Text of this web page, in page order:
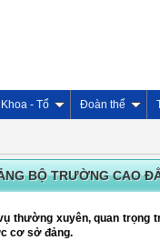
Khoa - Tổ Đoàn thể
BỘ TRƯỜNG CAO
thường xuyên, quan trọng
cơ sở đảng.